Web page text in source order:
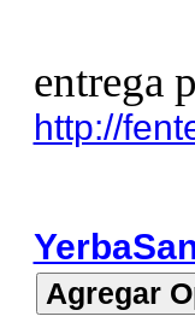
entrega
http://